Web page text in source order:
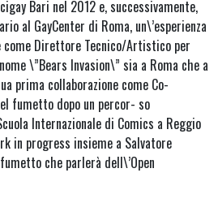
Bari nel 2012 e, successivamente,
al GayCenter di Roma, un\’esperienza
Direttore Tecnico/Artistico per
\”Bears Invasion\” sia a Roma che a
prima collaborazione come Co-
fumetto dopo un percor- so
Internazionale di Comics a Reggio
in progress insieme a Salvatore
che parlerà dell\’Open